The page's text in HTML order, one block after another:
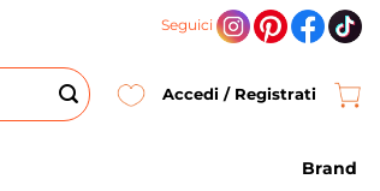
Seguici
Accedi / Registrati
Brand